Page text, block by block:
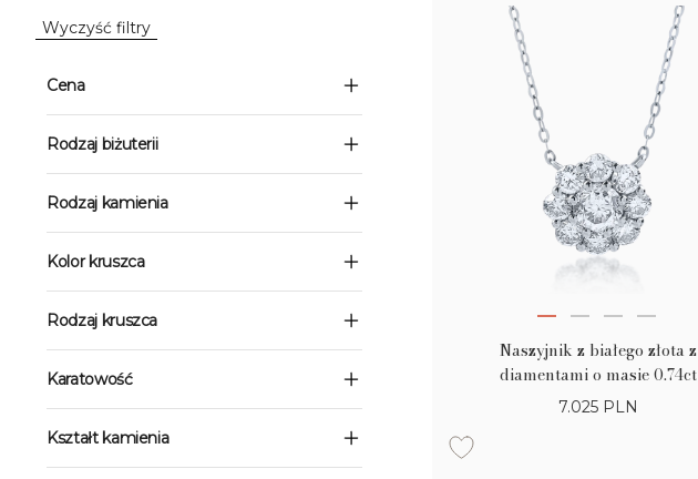
Naszyjnik z białego złota z
diamentami o masie 0.74ct
7.025 PLN
Wyczyść filtry
Cena
Rodzaj biżuterii
Rodzaj kamienia
Kolor kruszca
Rodzaj kruszca
Karatowość
Kształt kamienia